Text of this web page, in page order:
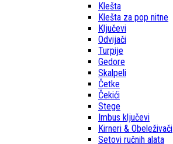
Klešta
Klešta za pop nitne
Ključevi
Odvijači
Turpije
Gedore
Skalpeli
Četke
Čekići
Stege
Imbus ključevi
Kirneri & Obeleživači
Setovi ručnih alata